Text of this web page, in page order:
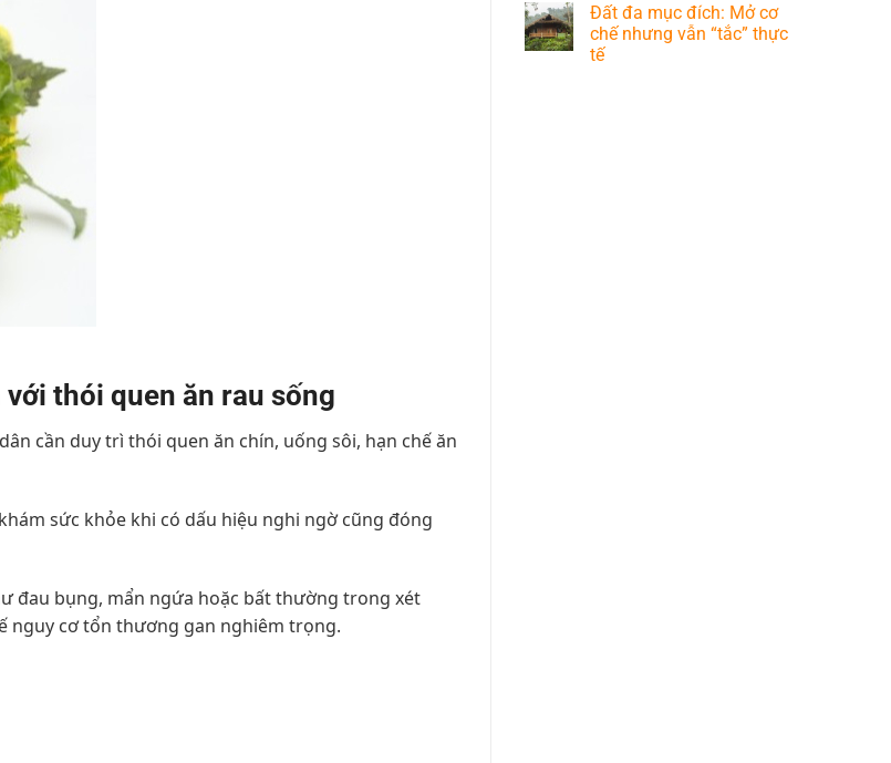
thói quen ăn rau sống
cần duy trì thói quen ăn chín, uống sôi, hạn chế ăn
sức khỏe khi có dấu hiệu nghi ngờ cũng đóng
đau bụng, mẩn ngứa hoặc bất thường trong xét
nguy cơ tổn thương gan nghiêm trọng.
Đất đa mục đích: Mở cơ
chế nhưng vẫn “tắc” thực
tế